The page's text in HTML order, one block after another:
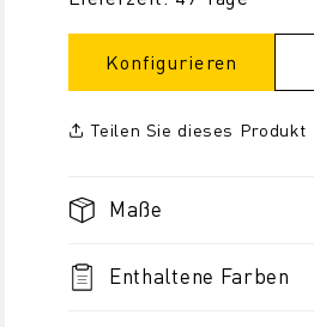
Konfigurieren
Teilen Sie dieses Produkt
Maße
Enthaltene Farben